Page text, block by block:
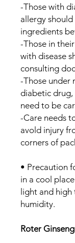
-Those with
allergy
ingredients
-Those in
with disease
consulting
-Those under
diabetic
need to be
-Care needs
avold injury
corners of
• Precaution
in a cool
light and
humidity.
Roter